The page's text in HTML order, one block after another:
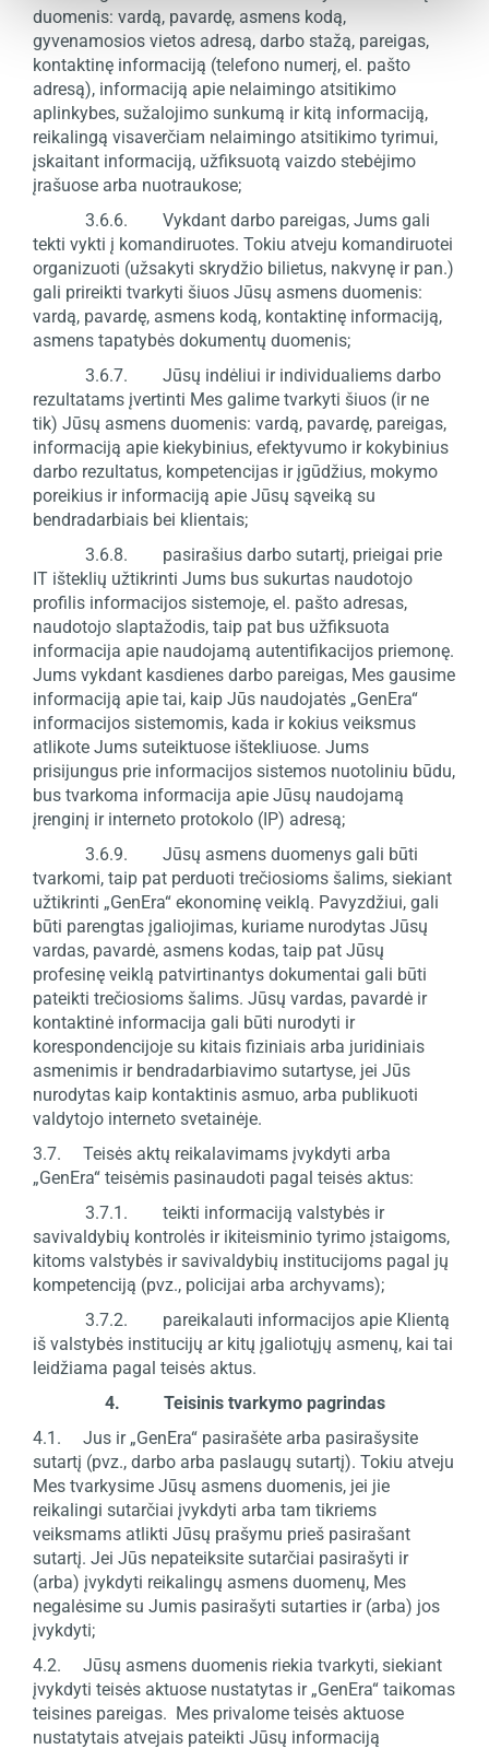
duomenis: vardą, pavardę, asmens kodą,
gyvenamosios vietos adresą, darbo stažą, pareigas,
kontaktinę informaciją (telefono numerį, el. pašto
adresą), informaciją apie nelaimingo atsitikimo
aplinkybes, sužalojimo sunkumą ir kitą informaciją,
reikalingą visaverčiam nelaimingo atsitikimo tyrimui,
įskaitant informaciją, užfiksuotą vaizdo stebėjimo
įrašuose arba nuotraukose;
3.6.6. Vykdant darbo pareigas, Jums gali
tekti vykti į komandiruotes. Tokiu atveju komandiruotei
organizuoti (užsakyti skrydžio bilietus, nakvynę ir pan.)
gali prireikti tvarkyti šiuos Jūsų asmens duomenis:
vardą, pavardę, asmens kodą, kontaktinę informaciją,
asmens tapatybės dokumentų duomenis;
3.6.7. Jūsų indėliui ir individualiems darbo
rezultatams įvertinti Mes galime tvarkyti šiuos (ir ne
tik) Jūsų asmens duomenis: vardą, pavardę, pareigas,
informaciją apie kiekybinius, efektyvumo ir kokybinius
darbo rezultatus, kompetencijas ir įgūdžius, mokymo
poreikius ir informaciją apie Jūsų sąveiką su
bendradarbiais bei klientais;
3.6.8. pasirašius darbo sutartį, prieigai prie
IT išteklių užtikrinti Jums bus sukurtas naudotojo
profilis informacijos sistemoje, el. pašto adresas,
naudotojo slaptažodis, taip pat bus užfiksuota
informacija apie naudojamą autentifikacijos priemonę.
Jums vykdant kasdienes darbo pareigas, Mes gausime
informaciją apie tai, kaip Jūs naudojatės „GenEra“
informacijos sistemomis, kada ir kokius veiksmus
atlikote Jums suteiktuose ištekliuose. Jums
prisijungus prie informacijos sistemos nuotoliniu būdu,
bus tvarkoma informacija apie Jūsų naudojamą
įrenginį ir interneto protokolo (IP) adresą;
3.6.9. Jūsų asmens duomenys gali būti
tvarkomi, taip pat perduoti trečiosioms šalims, siekiant
užtikrinti „GenEra“ ekonominę veiklą. Pavyzdžiui, gali
būti parengtas įgaliojimas, kuriame nurodytas Jūsų
vardas, pavardė, asmens kodas, taip pat Jūsų
profesinę veiklą patvirtinantys dokumentai gali būti
pateikti trečiosioms šalims. Jūsų vardas, pavardė ir
kontaktinė informacija gali būti nurodyti ir
korespondencijoje su kitais fiziniais arba juridiniais
asmenimis ir bendradarbiavimo sutartyse, jei Jūs
nurodytas kaip kontaktinis asmuo, arba publikuoti
valdytojo interneto svetainėje.
3.7. Teisės aktų reikalavimams įvykdyti arba
„GenEra“ teisėmis pasinaudoti pagal teisės aktus:
3.7.1. teikti informaciją valstybės ir
savivaldybių kontrolės ir ikiteisminio tyrimo įstaigoms,
kitoms valstybės ir savivaldybių institucijoms pagal jų
kompetenciją (pvz., policijai arba archyvams);
3.7.2. pareikalauti informacijos apie Klientą
iš valstybės institucijų ar kitų įgaliotųjų asmenų, kai tai
leidžiama pagal teisės aktus.
4. Teisinis tvarkymo pagrindas
4.1. Jus ir „GenEra“ pasirašėte arba pasirašysite
sutartį (pvz., darbo arba paslaugų sutartį). Tokiu atveju
Mes tvarkysime Jūsų asmens duomenis, jei jie
reikalingi sutarčiai įvykdyti arba tam tikriems
veiksmams atlikti Jūsų prašymu prieš pasirašant
sutartį. Jei Jūs nepateiksite sutarčiai pasirašyti ir
(arba) įvykdyti reikalingų asmens duomenų, Mes
negalėsime su Jumis pasirašyti sutarties ir (arba) jos
įvykdyti;
4.2. Jūsų asmens duomenis riekia tvarkyti, siekiant
įvykdyti teisės aktuose nustatytas ir „GenEra“ taikomas
teisines pareigas. Mes privalome teisės aktuose
nustatytais atvejais pateikti Jūsų informaciją